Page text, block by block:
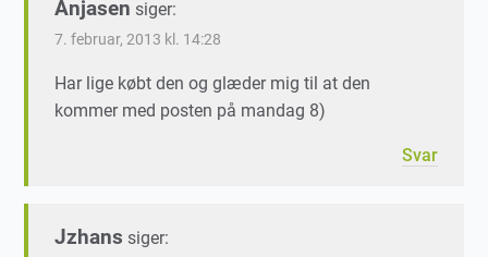
Anjasen siger:
7. februar, 2013 kl. 14:28
Har lige købt den og glæder mig til at den
kommer med posten på mandag 8)
Svar
Jzhans siger: